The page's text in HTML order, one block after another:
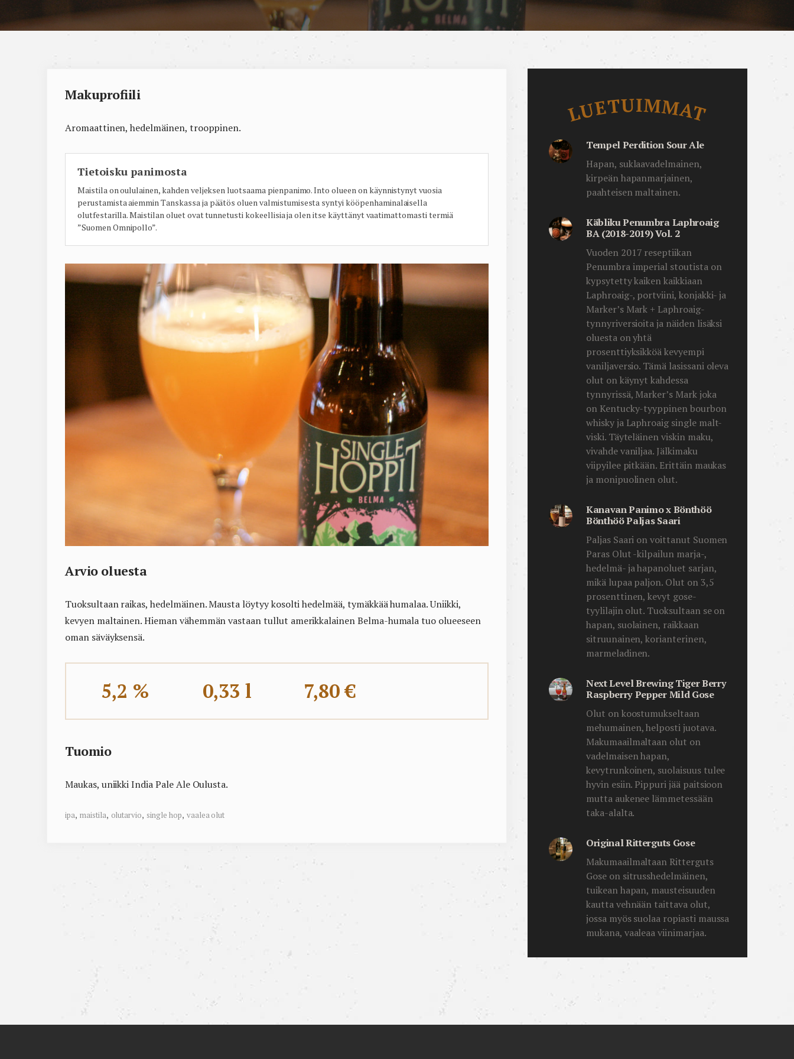
Makuprofiili
Aromaattinen, hedelmäinen, trooppinen.
Tietoisku panimosta
Maistila on oululainen, kahden veljeksen luotsaama pienpanimo. Into olueen on käynnistynyt vuosia
perustamista aiemmin Tanskassa ja päätös oluen valmistumisesta syntyi kööpenhaminalaisella
olutfestarilla. Maistilan oluet ovat tunnetusti kokeellisia ja olen itse käyttänyt vaatimattomasti termiä
”Suomen Omnipollo”.
Arvio oluesta
Tuoksultaan raikas, hedelmäinen. Mausta löytyy kosolti hedelmää, tymäkkää humalaa. Uniikki,
kevyen maltainen. Hieman vähemmän vastaan tullut amerikkalainen Belma-humala tuo olueeseen
oman säväyksensä.
5,2 % 0,33 l 7,80 €
Tuomio
Maukas, uniikki India Pale Ale Oulusta.
ipa, maistila, olutarvio, single hop, vaalea olut
LUETUIMMAT
Tempel Perdition Sour Ale
Hapan, suklaavadelmainen,
kirpeän hapanmarjainen,
paahteisen maltainen.
Käbliku Penumbra Laphroaig
BA (2018-2019) Vol. 2
Vuoden 2017 reseptiikan
Penumbra imperial stoutista on
kypsytetty kaiken kaikkiaan
Laphroaig-, portviini, konjakki- ja
Marker’s Mark + Laphroaig-
tynnyriversioita ja näiden lisäksi
oluesta on yhtä
prosenttiyksikköä kevyempi
vaniljaversio. Tämä lasissani oleva
olut on käynyt kahdessa
tynnyrissä, Marker’s Mark joka
on Kentucky-tyyppinen bourbon
whisky ja Laphroaig single malt-
viski. Täyteläinen viskin maku,
vivahde vaniljaa. Jälkimaku
viipyilee pitkään. Erittäin maukas
ja monipuolinen olut.
Kanavan Panimo x Bönthöö
Bönthöö Paljas Saari
Paljas Saari on voittanut Suomen
Paras Olut -kilpailun marja-,
hedelmä- ja hapanoluet sarjan,
mikä lupaa paljon. Olut on 3,5
prosenttinen, kevyt gose-
tyylilajin olut. Tuoksultaan se on
hapan, suolainen, raikkaan
sitruunainen, korianterinen,
marmeladinen.
Next Level Brewing Tiger Berry
Raspberry Pepper Mild Gose
Olut on koostumukseltaan
mehumainen, helposti juotava.
Makumaailmaltaan olut on
vadelmaisen hapan,
kevytrunkoinen, suolaisuus tulee
hyvin esiin. Pippuri jää paitsioon
mutta aukenee lämmetessään
taka-alalta.
Original Ritterguts Gose
Makumaailmaltaan Ritterguts
Gose on sitrusshedelmäinen,
tuikean hapan, mausteisuuden
kautta vehnään taittava olut,
jossa myös suolaa ropiasti maussa
mukana, vaaleaa viinimarjaa.